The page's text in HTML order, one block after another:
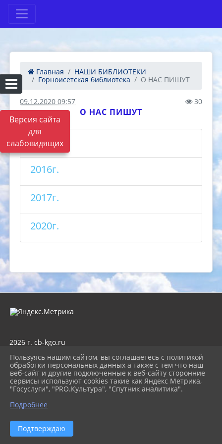
Версия сайта
для
слабовидящих
Главная
НАШИ БИБЛИОТЕКИ
Горноисетская библиотека
О НАС ПИШУТ
09.12.2020 09:57 30
О НАС ПИШУТ
2015г.
2016г.
2017г.
2020г.
2026 г. cb-kgo.ru
Карта сайта
Политика обработки персональных данных
Сделано на KubCMS
Разработка и поддержка
Пользуясь нашим сайтом, вы соглашаетесь с политикой
обработки персональных данных а также с тем что наш
веб-сайт и другие подключенные к веб-сайту сторонние
сервисы используют cookies такие как Яндекс Метрика,
"Госуслуги", "PRO.Культура", "Спутник аналитика".
Подробнее
Подтверждаю